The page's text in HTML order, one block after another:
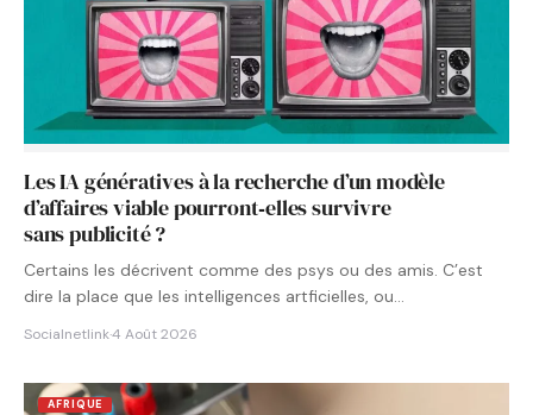
Les IA génératives à la recherche d’un modèle
d’affaires viable pourront‑elles survivre
sans publicité ?
Certains les décrivent comme des psys ou des amis. C’est
dire la place que les intelligences artficielles, ou…
Socialnetlink·4 Août 2026
AFRIQUE